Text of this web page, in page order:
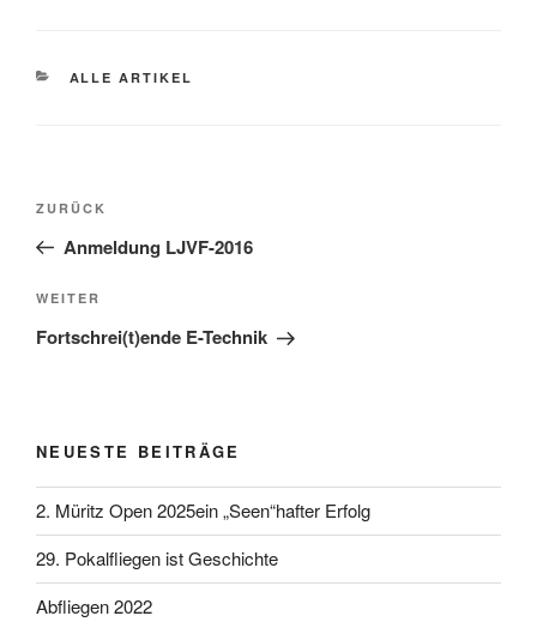
KATEGORIEN
ALLE ARTIKEL
Beitragsnavigation
Vorheriger Beitrag
ZURÜCK
Anmeldung LJVF-2016
Nächster Beitrag
WEITER
Fortschrei(t)ende E-Technik
NEUESTE BEITRÄGE
2. Müritz Open 2025ein „Seen“hafter Erfolg
29. Pokalfliegen ist Geschichte
Abfliegen 2022